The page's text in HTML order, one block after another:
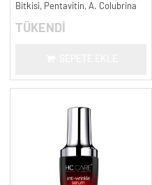
Bitkisi, Pentavitin, A. Colubrina
TÜKENDİ